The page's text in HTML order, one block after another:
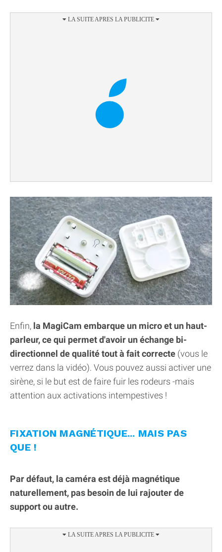
Enfin, la MagiCam embarque un micro et un haut-
parleur, ce qui permet d'avoir un échange bi-
directionnel de qualité tout à fait correcte (vous le
verrez dans la vidéo). Vous pouvez aussi activer une
sirène, si le but est de faire fuir les rodeurs -mais
attention aux activations intempestives !
FIXATION MAGNÉTIQUE... MAIS PAS
QUE !
Par défaut, la caméra est déjà magnétique
naturellement, pas besoin de lui rajouter de
support ou autre.